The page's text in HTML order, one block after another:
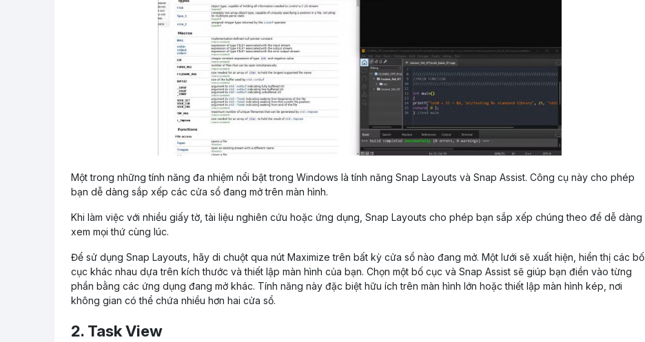
Một trong những tính năng đa nhiệm nổi bật trong Windows là tính năng Snap Layouts và Snap Assist. Công cụ này cho phép
bạn dễ dàng sắp xếp các cửa sổ đang mở trên màn hình.
Khi làm việc với nhiều giấy tờ, tài liệu nghiên cứu hoặc ứng dụng, Snap Layouts cho phép bạn sắp xếp chúng theo để dễ dàng
xem mọi thứ cùng lúc.
Để sử dụng Snap Layouts, hãy di chuột qua nút Maximize trên bất kỳ cửa sổ nào đang mở. Một lưới sẽ xuất hiện, hiển thị các bố
cục khác nhau dựa trên kích thước và thiết lập màn hình của bạn. Chọn một bố cục và Snap Assist sẽ giúp bạn điền vào từng
phần bằng các ứng dụng đang mở khác. Tính năng này đặc biệt hữu ích trên màn hình lớn hoặc thiết lập màn hình kép, nơi
không gian có thể chứa nhiều hơn hai cửa sổ.
2. Task View